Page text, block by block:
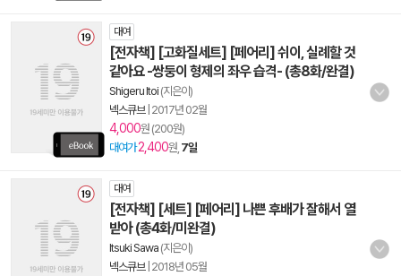
대여
[전자책] [고화질세트] [페어리] 쉬이, 실례할 것
같아요 -쌍둥이 형제의 좌우 습격- (총8화/완결)
Shigeru Itoi (지은이)
넥스큐브| 2017년 02월
4,000원 (200원)
대여가 2,400원, 7일
대여
[전자책] [세트] [페어리] 나쁜 후배가 잘해서 열
받아 (총4화/미완결)
Itsuki Sawa (지은이)
넥스큐브| 2018년 05월